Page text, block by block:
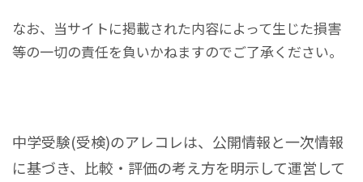
なお、当サイトに掲載された内容によって生じた損害
等の一切の責任を負いかねますのでご了承ください。
中学受験(受検)のアレコレは、公開情報と一次情報
に基づき、比較・評価の考え方を明示して運営して